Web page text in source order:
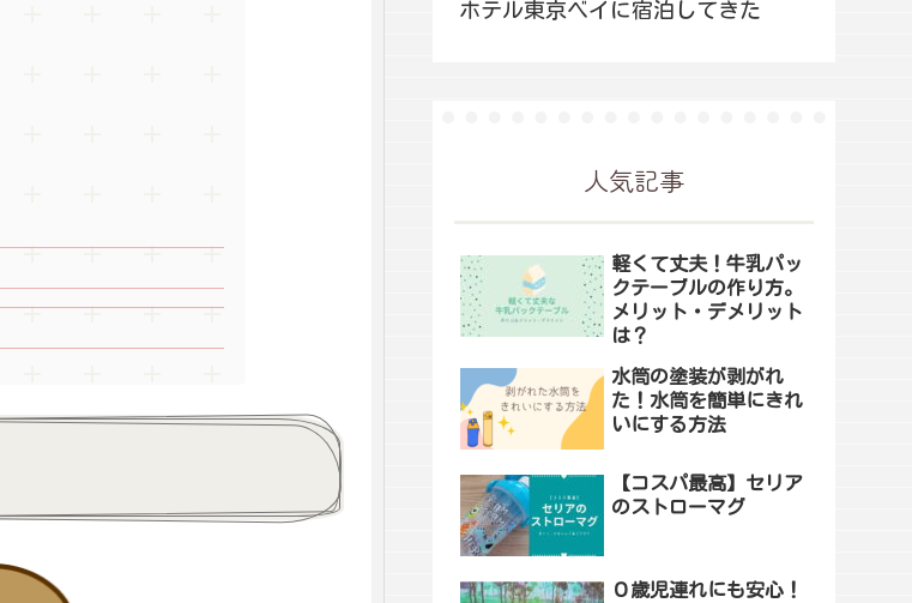
ホテル東京ベイに宿泊してきた
人気記事
軽くて丈夫！牛乳パッ
クテーブルの作り方。
メリット・デメリット
は？
水筒の塗装が剥がれ
た！水筒を簡単にきれ
いにする方法
【コスパ最高】セリア
のストローマグ
０歳児連れにも安心！